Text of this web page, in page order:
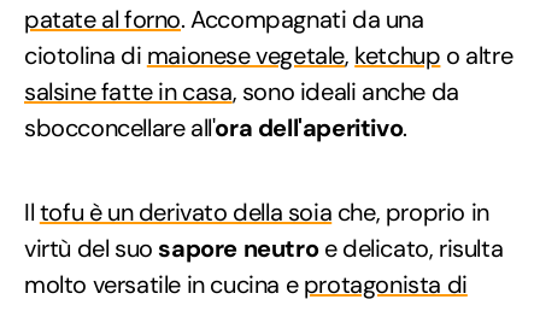
patate al forno. Accompagnati da una
ciotolina di maionese vegetale, ketchup o altre
salsine fatte in casa, sono ideali anche da
sbocconcellare all'ora dell'aperitivo.
Iltofu è un derivato della soia che, proprio in
virtù del suo sapore neutroe delicato, risulta
molto versatile in cucina eprotagonista di